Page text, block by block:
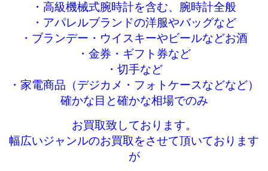
・高級機械式腕時計を含む、腕時計全般
・アパレルブランドの洋服やバッグなど
・ブランデー・ウイスキーやビールなどお酒
・金券・ギフト券など
・切手など
・家電商品（デジカメ・フォトケースなどなど）
確かな目と確かな相場でのみ
お買取致しております。
幅広いジャンルのお買取をさせて頂いております
が